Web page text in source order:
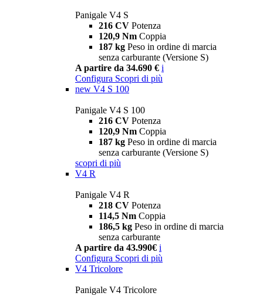
Panigale V4 S
216 CV Potenza
120,9 Nm Coppia
187 kg Peso in ordine di marcia
senza carburante (Versione S)
A partire da 34.690 € i
Configura Scopri di più
new V4 S 100
Panigale V4 S 100
216 CV Potenza
120,9 Nm Coppia
187 kg Peso in ordine di marcia
senza carburante (Versione S)
scopri di più
V4 R
Panigale V4 R
218 CV Potenza
114,5 Nm Coppia
186,5 kg Peso in ordine di marcia
senza carburante
A partire da 43.990€ i
Configura Scopri di più
V4 Tricolore
Panigale V4 Tricolore